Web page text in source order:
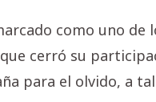
como uno
cerró su
para el olvido, a